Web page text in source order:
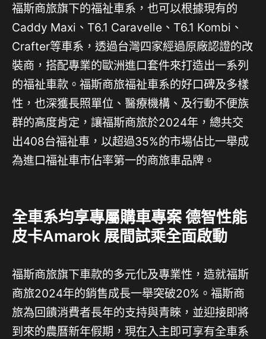
福斯商旅旗下的福祉車系，也可以根據現有的
Caddy Maxi、T6.1 Caravelle、T6.1 Kombi、
Crafter等車系，透過台灣四家經過原廠認證的改
裝商，搭配專業的歐洲進口套件來打造出一系列
的福祉車款。福斯商旅福祉車系的好口碑及多樣
性，也深獲長照單位、醫療機構、及行動不便族
群的高度肯定，讓福斯商旅於2024年，總共交
出408台福祉車，以超過35%的市場佔比一舉成
為進口福祉車市佔率第一的商旅車品牌。
全車系均享專屬購車專案 德智性能
皮卡Amarok 展間試乘全面啟動
福斯商旅旗下車款的多元化及專業性，造就福斯
商旅2024年的銷售成長一舉突破20%。福斯商
旅為回饋消費者長年的支持與青睞，並迎接即將
到來的農曆新年假期，現在入主即可享有全車系